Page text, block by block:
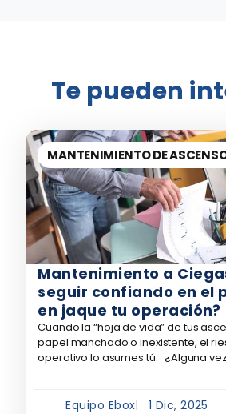
Te pueden
MANTENIMIENTO DE
Mantenimiento a
seguir confiando en el
en jaque tu operación?
Cuando la “hoja de vida” de tus
papel manchado o inexistente, el
operativo lo asumes tú. ¿Alguna
Equipo Ebox 1 Dic, 2025